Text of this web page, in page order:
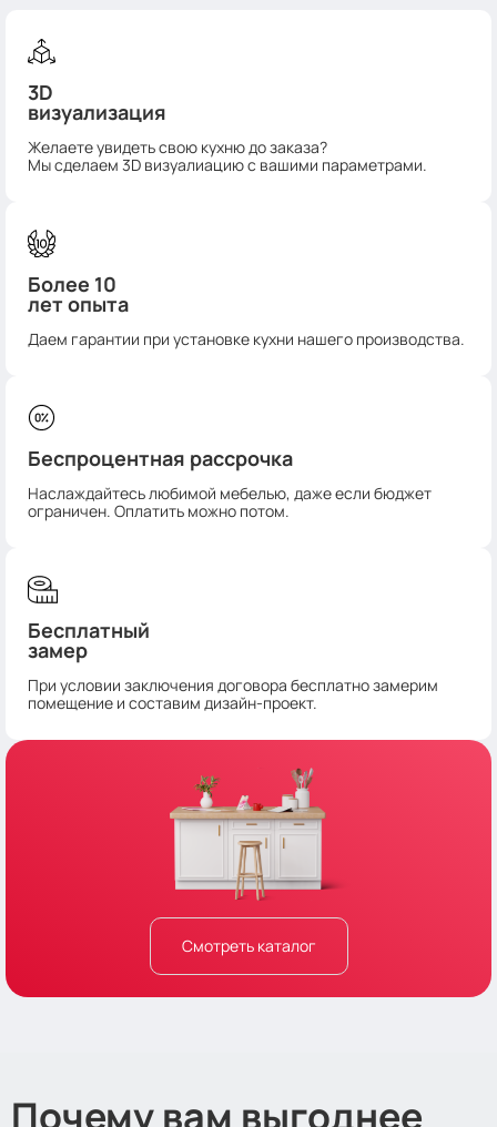
3D
визуализация
Желаете увидеть свою кухню до заказа?
Мы сделаем 3D визуалиацию с вашими параметрами.
Более 10
лет опыта
Даем гарантии при установке кухни нашего производства.
Беспроцентная рассрочка
Наслаждайтесь любимой мебелью, даже если бюджет
ограничен. Оплатить можно потом.
Бесплатный
замер
При условии заключения договора бесплатно замерим
помещение и составим дизайн-проект.
Смотреть каталог
Почему вам выгоднее